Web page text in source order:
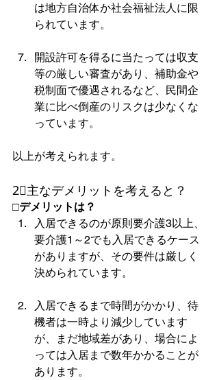
は地方自治体か社会福祉法人に限
られています。
開設許可を得るに当たっては収支
等の厳しい審査があり、補助金や
税制面で優遇されるなど、民間企
業に比べ倒産のリスクは少なくな
っています。
以上が考えられます。
2⃣主なデメリットを考えると？
□デメリットは？
入居できるのが原則要介護3以上、
要介護1～2でも入居できるケース
がありますが、その要件は厳しく
決められています。
入居できるまで時間がかかり、待
機者は一時より減少しています
が、まだ地域差があり、場合によ
っては入居まで数年かかることが
あります。